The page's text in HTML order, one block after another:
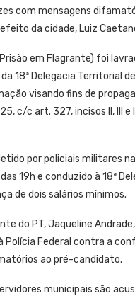
com mensagens
da cidade, Luiz
em Flagrante) foi
18ª Delegacia Territorial
visando fins de
c/c art. 327, incisos II, III e
por policiais militares
19h e conduzido à 18ª
de dois salários mínimos.
do PT, Jaqueline
Polícia Federal contra a
ao pré-candidato.
municipais são